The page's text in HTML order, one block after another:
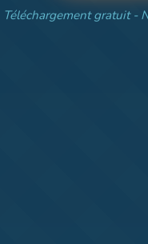
Téléchargement gratuit -